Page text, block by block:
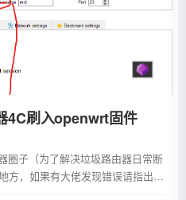
4C刷入openwrt固件
圈子（为了解决垃圾路由器日常断
方，如果有大佬发现错误请指出